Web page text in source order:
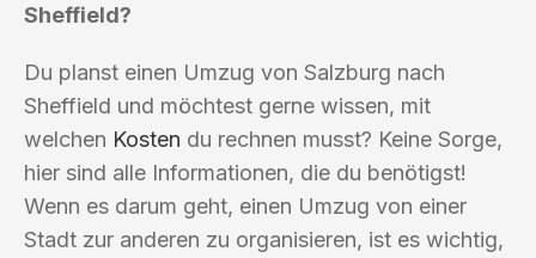
Sheffield?
Du planst einen Umzug von Salzburg nach
Sheffield und möchtest gerne wissen, mit
welchen Kosten du rechnen musst? Keine Sorge,
hier sind alle Informationen, die du benötigst!
Wenn es darum geht, einen Umzug von einer
Stadt zur anderen zu organisieren, ist es wichtig,